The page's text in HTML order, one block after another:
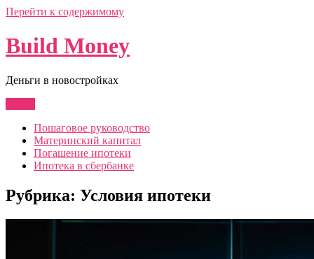
Перейти к содержимому
Build Money
Деньги в новостройках
Пошаговое руководство
Материнский капитал
Погашение ипотеки
Ипотека в сбербанке
Рубрика: Условия ипотеки